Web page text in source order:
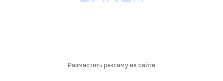
Разместить рекламу на сайте